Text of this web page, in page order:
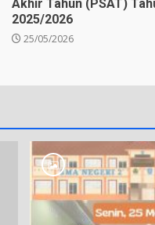
Akhir Tahun (PSAT)
2025/2026
25/05/2026